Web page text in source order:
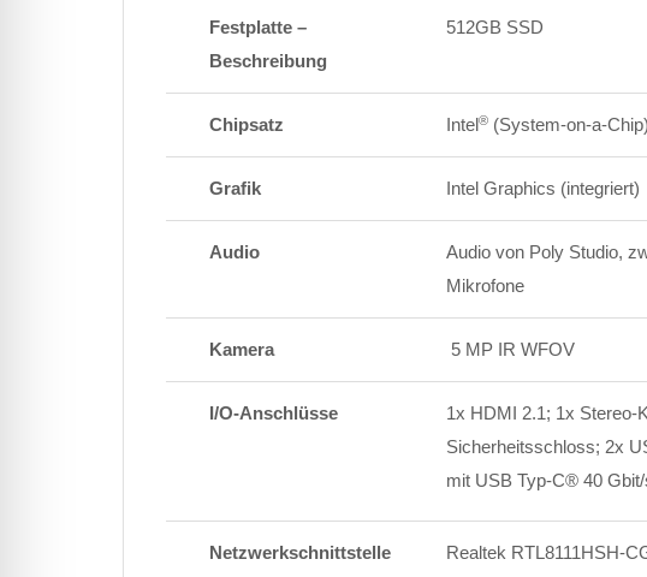
Festplatte –
Beschreibung
512GB SSD
Chipsatz Intel® (System-on-a-Chip)
Grafik Intel Graphics (integriert)
Audio
Audio von Poly Studio,
Mikrofone
Kamera 5 MP IR WFOV
I/O-Anschlüsse
1x HDMI 2.1; 1x Stereo-
Sicherheitsschloss; 2x
mit USB Typ-C® 40
Netzwerkschnittstelle
Realtek RTL8111HSH-